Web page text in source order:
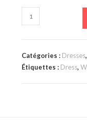
quantité
de
Dress
Catégories : Dresses
Étiquettes : Dress,